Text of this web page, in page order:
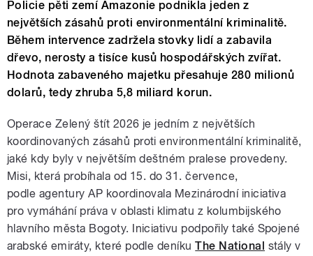
Policie pěti zemí Amazonie podnikla jeden z
největších zásahů proti environmentální kriminalitě.
Během intervence zadržela stovky lidí a zabavila
dřevo, nerosty a tisíce kusů hospodářských zvířat.
Hodnota zabaveného majetku přesahuje 280 milionů
dolarů, tedy zhruba 5,8 miliard korun.
Operace Zelený štít 2026 je jedním z největších
koordinovaných zásahů proti environmentální kriminalitě,
jaké kdy byly v největším deštném pralese provedeny.
Misi, která probíhala od 15. do 31. července,
podle agentury AP koordinovala Mezinárodní iniciativa
pro vymáhání práva v oblasti klimatu z kolumbijského
hlavního města Bogoty. Iniciativu podpořily také Spojené
arabské emiráty, které podle deníkuThe National stály v